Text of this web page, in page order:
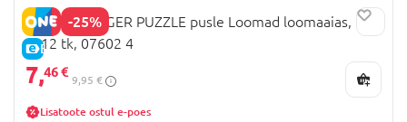
-25%
E-HIND
RAVENSBURGER PUZZLE pusle Loomad loomaaias,
2x12 tk, 07602 4
7,46 €
9,95 €
Lisatoote ostul e-poes